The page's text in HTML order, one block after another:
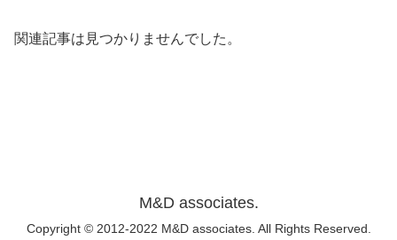
関連記事は見つかりませんでした。
M&D associates.
Copyright © 2012-2022 M&D associates. All Rights Reserved.